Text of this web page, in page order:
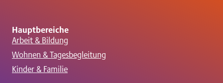
Hauptbereiche
Arbeit & Bildung
Wohnen & Tagesbegleitung
Kinder & Familie